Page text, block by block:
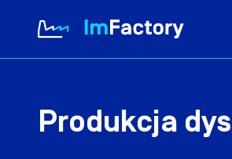
O nas
Produkcja